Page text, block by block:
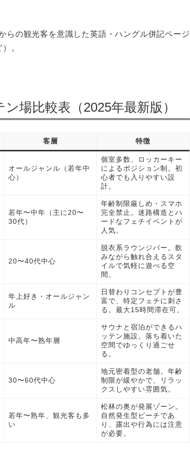
らの観光客を意識した英語・ハングル併記ページ
。
場比較表（2025年最新版）
客層 特徴
オールジャンル（若年中
心）
個室多数、ロッカーキー
によるポジション制。初
心者でも入りやすい設
計。
若年〜中年（主に20〜
30代）
年齢制限厳しめ・スマホ
完全禁止。迷路構造とハ
ードなフェチイベントが
人気。
20〜40代中心
脱衣系ラウンジバー。飲
みながら触れ合えるスタ
イルで気軽に遊べる空
間。
年上好き・オールジャン
ル
日替わりコンセプトが豊
富で、特定フェチに刺さ
る。最大15時間滞在可。
中高年〜熟年層
サウナと宿泊ができるハ
ッテン施設。落ち着いた
空間でゆっくり過ごせ
る。
30〜60代中心
地元密着型の老舗。年齢
制限が緩やかで、リラッ
クスしやすい雰囲気。
若年〜熟年、観光客も多
い
松林の奥が発展ゾーン。
自然発生型ビーチであ
り、露出や行為には注意
が必要。